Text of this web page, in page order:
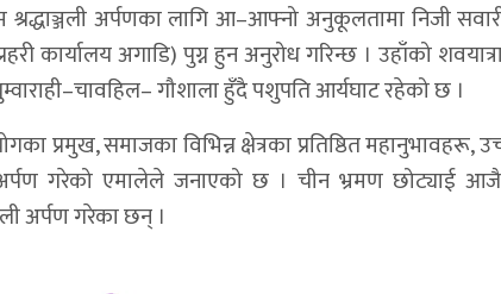
अर्पणका लागि आ–आफ्नो अनुकूलतामा निजी
कार्यालय अगाडि) पुग्न हुन अनुरोध गरिन्छ । उहाँको
गौशाला हुँदै पशुपति आर्यघाट रहेको छ ।
प्रमुख, समाजका विभिन्न क्षेत्रका प्रतिष्ठित महानुभावहरू,
अर्पण गरेको एमालेले जनाएको छ । चीन भ्रमण छोट्याई
अर्पण गरेका छन् ।